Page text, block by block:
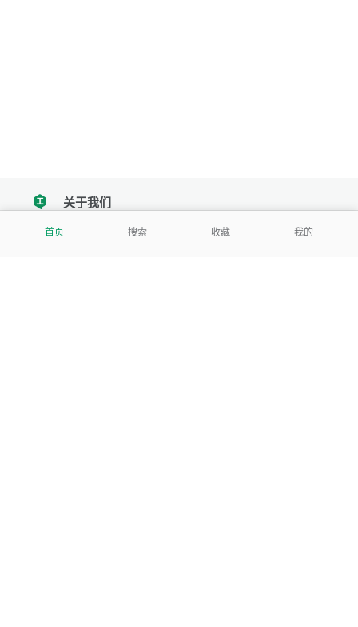
首页 搜索 收藏 我的
tencent关于我们
我们努力把每一个工具做成批量处理的产品